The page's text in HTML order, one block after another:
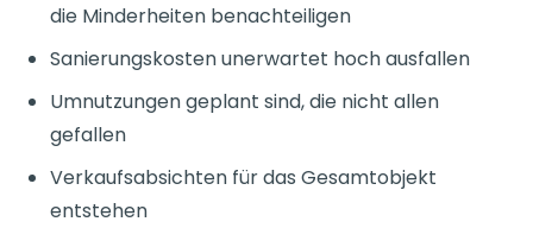
die Minderheiten benachteiligen
Sanierungskosten unerwartet hoch ausfallen
Umnutzungen geplant sind, die nicht allen
gefallen
Verkaufsabsichten für das Gesamtobjekt
entstehen